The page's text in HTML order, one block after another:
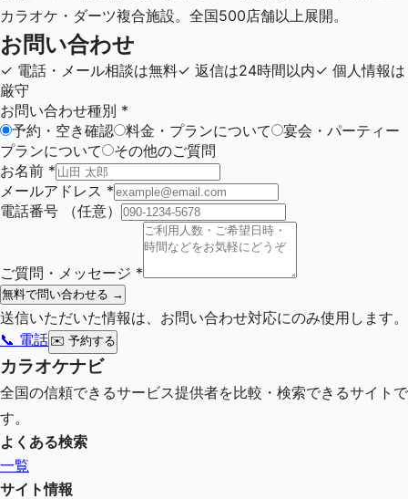
カラオケ・ダーツ複合施設。全国500店舗以上展開。
お問い合わせ
✓ 電話・メール相談は無料✓ 返信は24時間以内✓ 個人情報は
厳守
お問い合わせ種別 *
予約・空き確認
料金・プランについて
宴会・パーティー
プランについて
その他のご質問
お名前 *
メールアドレス *
電話番号
（任意）
ご質問・メッセージ *
無料で問い合わせる →
送信いただいた情報は、お問い合わせ対応にのみ使用します。
📞 電話 ✉️ 予約する
カラオケナビ
全国の信頼できるサービス提供者を比較・検索できるサイトで
す。
よくある検索
一覧
サイト情報